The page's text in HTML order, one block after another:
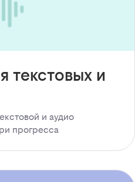
текстовых и
и аудио
прогресса